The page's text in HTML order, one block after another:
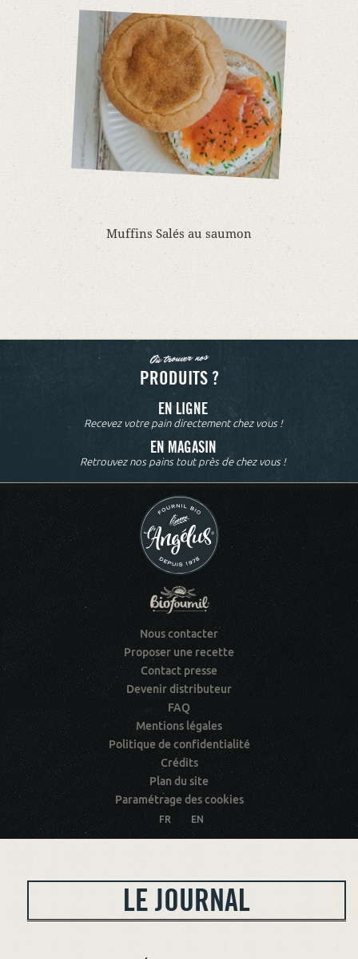
Muffins Salés au saumon
Où trouver nos
PRODUITS ?
EN LIGNE
Recevez votre pain directement chez vous !
EN MAGASIN
Retrouvez nos pains tout près de chez vous !
Nous contacter
Proposer une recette
Contact presse
Devenir distributeur
FAQ
Mentions légales
Politique de confidentialité
Crédits
Plan du site
Paramétrage des cookies
FR EN
LE JOURNAL